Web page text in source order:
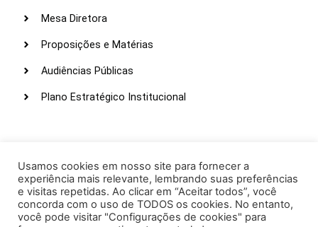
Mesa Diretora
Proposições e Matérias
Audiências Públicas
Plano Estratégico Institucional
Webmail
Intranet
Administração
Usamos cookies em nosso site para fornecer a
experiência mais relevante, lembrando suas preferências
e visitas repetidas. Ao clicar em “Aceitar todos”, você
concorda com o uso de TODOS os cookies. No entanto,
você pode visitar "Configurações de cookies" para